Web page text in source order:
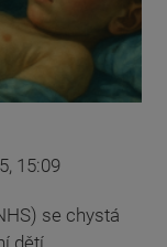
15:09
se chystá
dětí